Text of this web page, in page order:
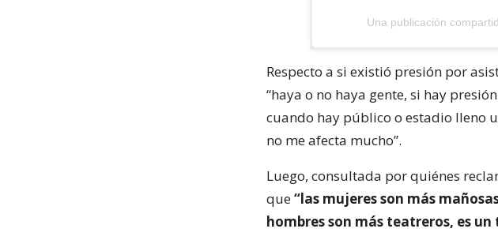
Una publicación
Respecto a si existió presión por
“haya o no haya gente, si hay
cuando hay público o estadio lleno
no me afecta mucho”.
Luego, consultada por quiénes
que“las mujeres son más
hombres son más teatreros, es